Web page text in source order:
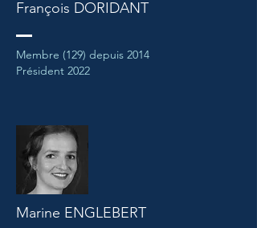
François DORIDANT
Membre (129) depuis 2014
Président 2022
Marine ENGLEBERT